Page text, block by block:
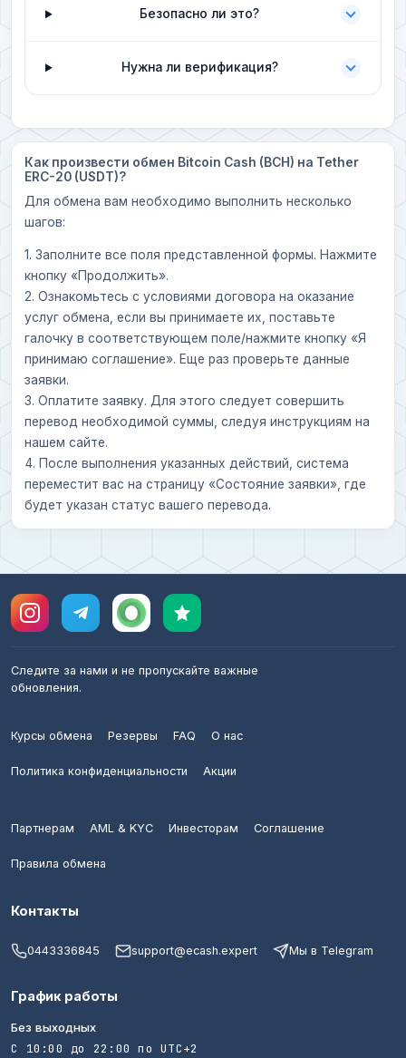
Безопасно ли это?
Нужна ли верификация?
Как произвести обмен Bitcoin Cash (BCH) на Tether
ERC-20 (USDT)?
Для обмена вам необходимо выполнить несколько
шагов:
1. Заполните все поля представленной формы. Нажмите
кнопку «Продолжить».
2. Ознакомьтесь с условиями договора на оказание
услуг обмена, если вы принимаете их, поставьте
галочку в соответствующем поле/нажмите кнопку «Я
принимаю соглашение». Еще раз проверьте данные
заявки.
3. Оплатите заявку. Для этого следует совершить
перевод необходимой суммы, следуя инструкциям на
нашем сайте.
4. После выполнения указанных действий, система
переместит вас на страницу «Состояние заявки», где
будет указан статус вашего перевода.
Следите за нами и не пропускайте важные
обновления.
Курсы обмена Резервы FAQ О нас
Политика конфиденциальности Акции
Партнерам AML & KYC Инвесторам Соглашение
Правила обмена
Контакты
0443336845 support@ecash.expert Мы в Telegram
График работы
Без выходных
С 10:00 до 22:00 по UTC+2